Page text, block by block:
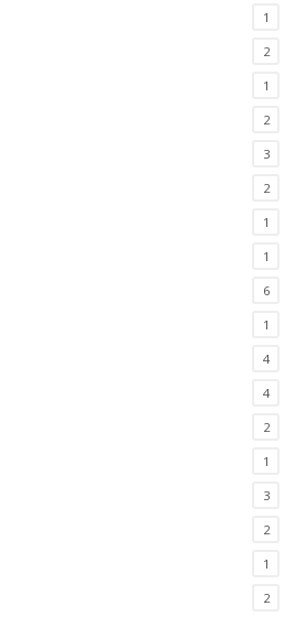
1
2
1
2
3
2
1
1
6
1
4
4
2
1
3
2
1
2